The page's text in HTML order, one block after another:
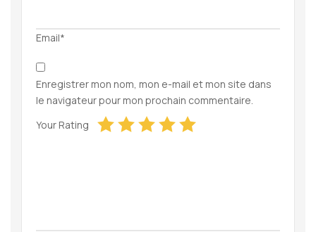
Email*
Enregistrer mon nom, mon e-mail et mon site dans
le navigateur pour mon prochain commentaire.
Your Rating